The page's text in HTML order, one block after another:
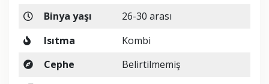
Binya yaşı
26-30 arası
Isıtma
Kombi
Cephe
Belirtilmemiş